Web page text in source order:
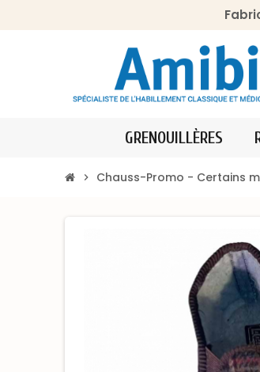
GRENOUILLÈRES
chevron_right Chauss-Promo - Certains